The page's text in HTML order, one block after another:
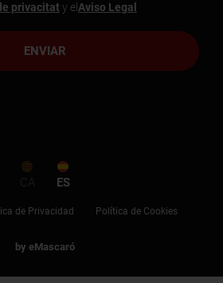
ENVIAR
privacitat y el Aviso Legal
CA ES
de Privacidad Política de Cookies
by eMascaró